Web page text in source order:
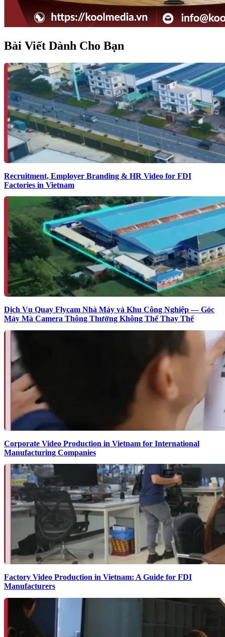
Bài Viết Dành Cho Bạn
Recruitment, Employer Branding & HR Video for FDI
Factories in Vietnam
Dịch Vụ Quay Flycam Nhà Máy và Khu Công Nghiệp — Góc
Máy Mà Camera Thông Thường Không Thể Thay Thế
Corporate Video Production in Vietnam for International
Manufacturing Companies
Factory Video Production in Vietnam: A Guide for FDI
Manufacturers